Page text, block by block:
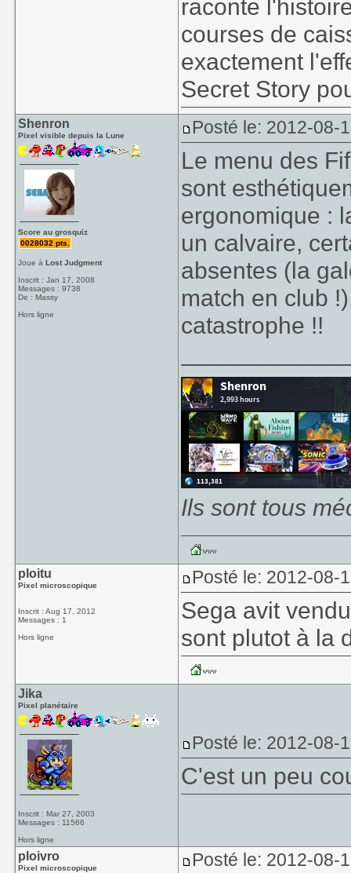
raconte
courses de
exactement
Secret Story
Shenron
Pixel visible depuis la Lune
Score au grosquiz
0028032 pts.
Joue àLost Judgment
Inscrit : Jan 17, 2008
Messages : 9738
De : Massy
Hors ligne
Posté le: 2012-08-
Le menu des
sont
ergonomique :
un calvaire,
absentes (la
match en club
catastrophe !!
Ils sont tous
ploitu
Pixel microscopique
Inscrit : Aug 17, 2012
Messages : 1
Hors ligne
Posté le: 2012-08-
Sega avit
sont plutot à la
Jika
Pixel planétaire
Inscrit : Mar 27, 2003
Messages : 11566
Hors ligne
Posté le: 2012-08-
C'est un peu
ploivro
Pixel microscopique Posté le: 2012-08-